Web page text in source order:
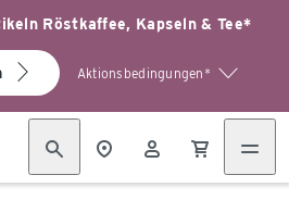
Röstkaffee, Kapseln & Tee*
Aktionsbedingungen*